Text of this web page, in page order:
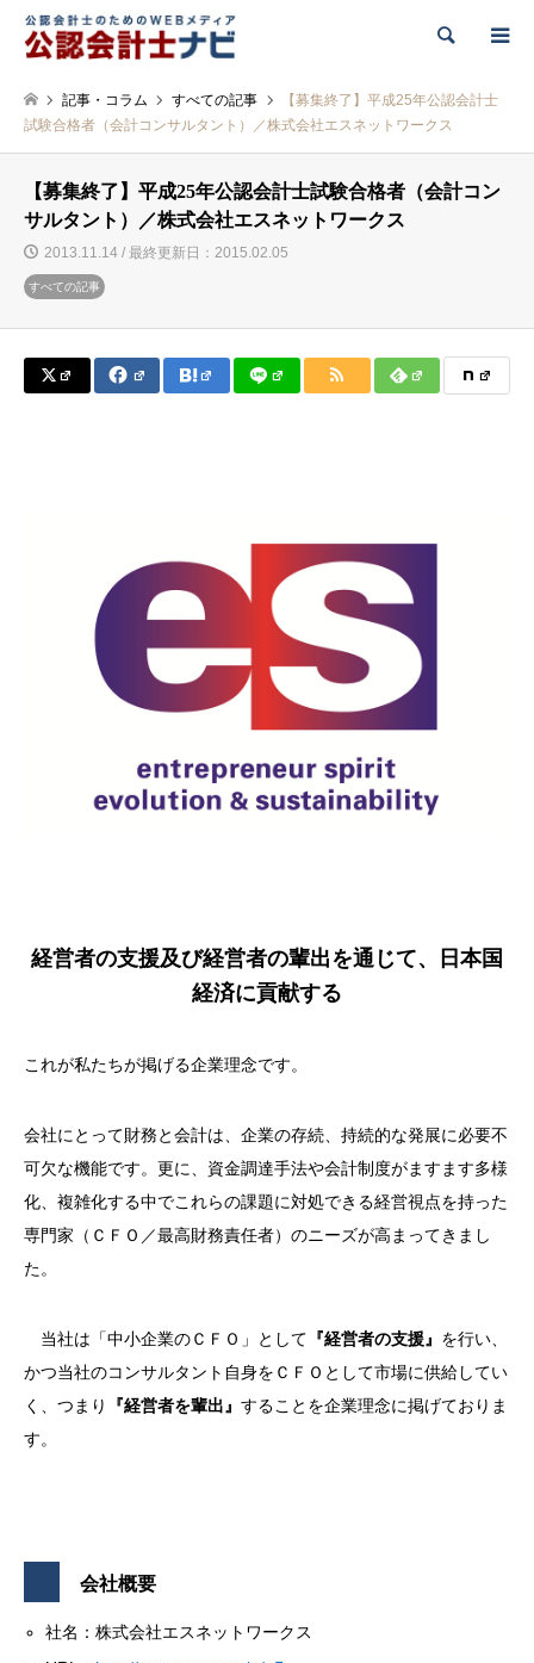
検索
記事・コラム すべての記事
【募集終了】平成25年公認会計士
試験合格者（会計コンサルタント）／株式会社エスネットワークス
【募集終了】平成25年公認会計士試験合格者（会計コン
サルタント）／株式会社エスネットワークス
2013.11.14 / 最終更新日：2015.02.05
すべての記事
経営者の支援及び経営者の輩出を通じて、日本国
経済に貢献する
これが私たちが掲げる企業理念です。
会社にとって財務と会計は、企業の存続、持続的な発展に必要不
可欠な機能です。更に、資金調達手法や会計制度がますます多様
化、複雑化する中でこれらの課題に対処できる経営視点を持った
専門家（ＣＦＯ／最高財務責任者）のニーズが高まってきまし
た。
当社は「中小企業のＣＦＯ」として 『経営者の支援』 を行い、
かつ当社のコンサルタント自身をＣＦＯとして市場に供給してい
く、つまり
『経営者を輩出』 することを企業理念に掲げておりま
す。
会社概要
社名：株式会社エスネットワークス